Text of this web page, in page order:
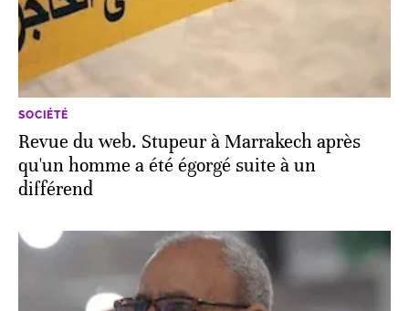
SOCIÉTÉ
Revue du web. Stupeur à Marrakech après
qu'un homme a été égorgé suite à un
différend